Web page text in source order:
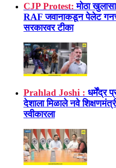
CJP Protest: मोठा
RAF जवानाकडून पेलेट
सरकारवर टीका
Prahlad Joshi : धर्मेंद्र
देशाला मिळाले नवे
स्वीकारला